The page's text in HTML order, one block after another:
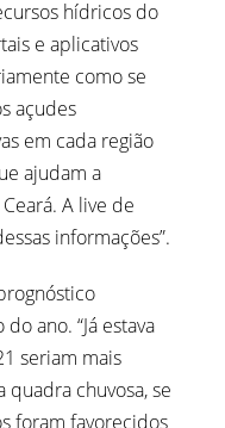
hídricos do
e aplicativos
como se
açudes
em cada região
ajudam a
A live de
informações”.
ano. “Já estava
seriam mais
quadra chuvosa, se
foram favorecidos